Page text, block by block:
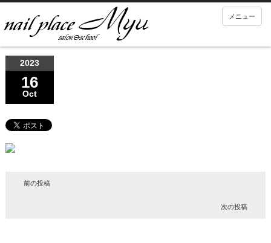
メニュー
2023
16
Oct
前の投稿
次の投稿